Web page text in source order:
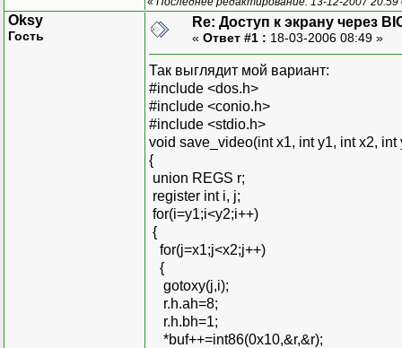
Oksy
Гость
Re: Доступ к экрану через
« Ответ #1 : 18-03-2006 08:49 »
Так выглядит мой вариант:
#include <dos.h>
#include <conio.h>
#include <stdio.h>
void save_video(int x1, int y1, int x2,
{
union REGS r;
register int i, j;
for(i=y1;i<y2;i++)
{
for(j=x1;j<x2;j++)
{
gotoxy(j,i);
r.h.ah=8;
r.h.bh=1;
*buf++=int86(0x10,&r,&r);